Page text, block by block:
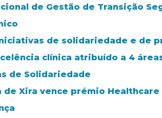
de Gestão de Transição
de solidariedade e de
clínica atribuído a 4
de Solidariedade
de Xira vence prémio Healthcare